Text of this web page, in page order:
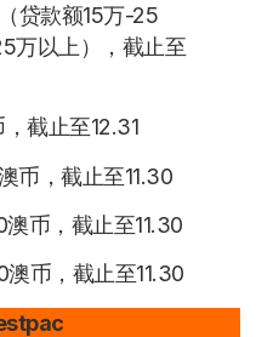
贷款额15万-25
万以上），截止至
截止至12.31
币，截止至11.30
币，截止至11.30
币，截止至11.30